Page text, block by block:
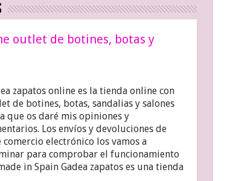
outlet de botines, botas y
zapatos online es la tienda online con
de botines, botas, sandalias y salones
que os daré mis opiniones y
Los envíos y devoluciones de
comercio electrónico los vamos a
para comprobar el funcionamiento
in Spain Gadea zapatos es una tienda